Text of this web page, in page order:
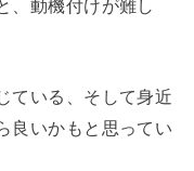
、動機付けが難し
ている、そして身近
良いかもと思ってい